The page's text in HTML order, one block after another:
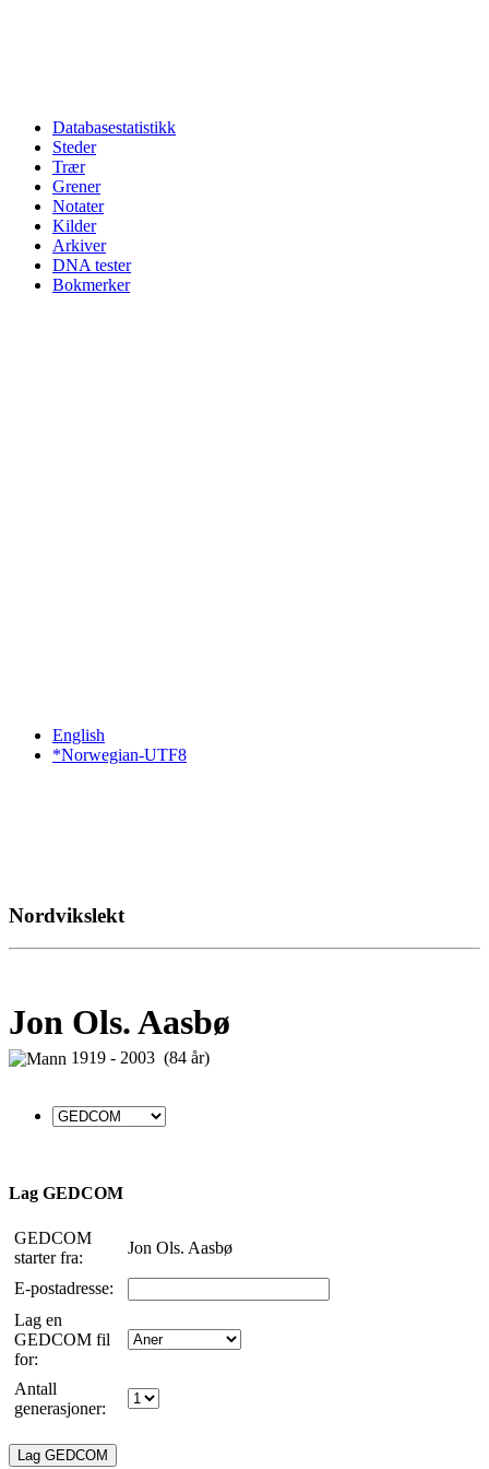
Databasestatistikk
Steder
Trær
Grener
Notater
Kilder
Arkiver
DNA tester
Bokmerker
English
*Norwegian-UTF8
Nordvikslekt
Jon Ols. Aasbø
1919 - 2003 (84 år)
Lag GEDCOM
GEDCOM
starter fra:
Jon Ols. Aasbø
E-postadresse:
Lag en
GEDCOM fil
for:
Antall
generasjoner: